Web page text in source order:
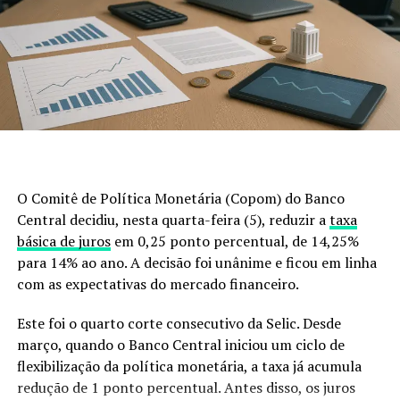
outros países para entender que prevenir custa muito
menos do que remediar.
A legislação não é o problema
Existe uma ideia equivocada de que a lei impede o
A legislação brasileira autoriza o manejo e o controle
populacional, desde que sejam obedecidas regras
técnicas e ambientais.
Então, por que a população continua aumentando?
Porque o modelo adotado simplesmente não está
conseguindo acompanhar a velocidade de reprodução e
dispersão da espécie.
O Comitê de Política Monetária (Copom) do Banco
Central decidiu, nesta quarta-feira (5), reduzir ataxa
básica de jurosem 0,25 ponto percentual, de 14,25%
para 14% ao ano. A decisão foi unânime e ficou em linha
com as expectativas do mercado financeiro.
Este foi o quarto corte consecutivo da Selic. Desde
março, quando o Banco Central iniciou um ciclo de
flexibilização da política monetária, a taxa já acumula
redução de 1 ponto percentual. Antes disso, os juros